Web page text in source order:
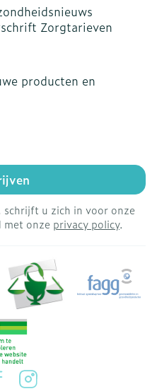
Zorgtarieven
producten en
u zich in voor onze
met onze privacy policy.